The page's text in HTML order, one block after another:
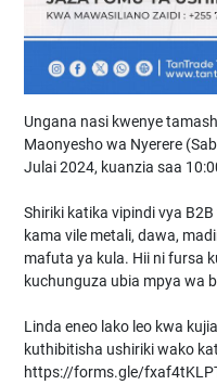
Ungana nasi kwenye
Maonyesho wa Nyerere
Julai 2024, kuanzia saa
Shiriki katika vipindi vya
kama vile metali, dawa,
mafuta ya kula. Hii ni fursa
kuchunguza ubia mpya wa
Linda eneo lako leo kwa
kuthibitisha ushiriki wako
https://forms.gle/